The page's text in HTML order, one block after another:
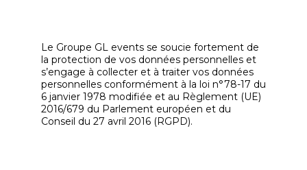
Le Groupe GL events se soucie fortement de
la protection de vos données personnelles et
s’engage à collecter et à traiter vos données
personnelles conformément à la loi n°78-17 du
6 janvier 1978 modifiée et au Règlement (UE)
2016/679 du Parlement européen et du
Conseil du 27 avril 2016 (RGPD).